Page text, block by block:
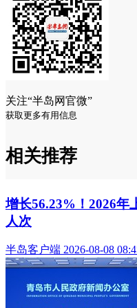
的建材（依澜建材）、劳
装）等公司，能最大限度
诿风险，实现真正的“全案
关注“半岛网官微”
获取更多有用信息